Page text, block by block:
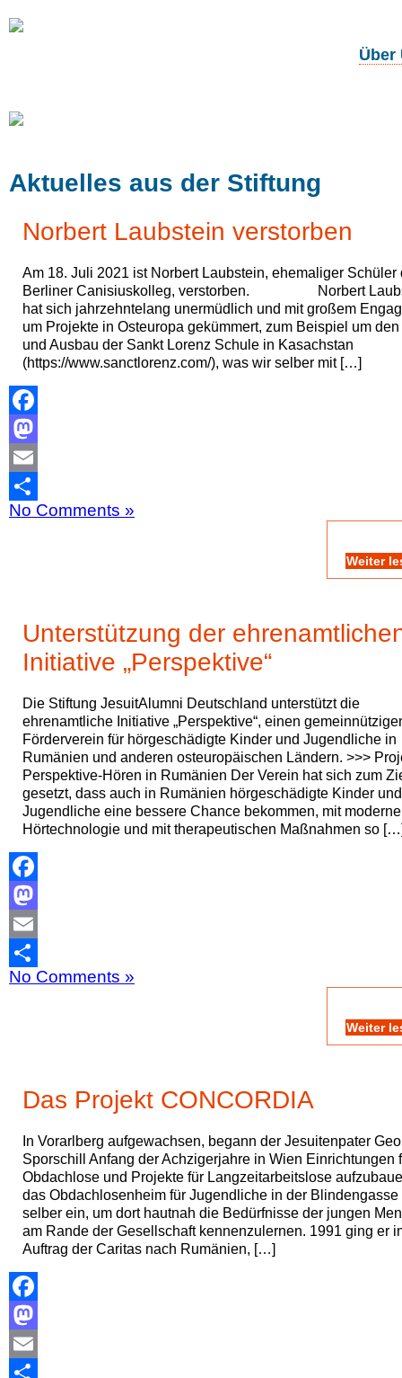
Über
Projekte
Aktuelles aus der Stiftung
Norbert Laubstein verstorben
Am 18. Juli 2021 ist Norbert Laubstein, ehemaliger Schüler
Berliner Canisiuskolleg, verstorben. Norbert
hat sich jahrzehntelang unermüdlich und mit großem
um Projekte in Osteuropa gekümmert, zum Beispiel um den
und Ausbau der Sankt Lorenz Schule in Kasachstan
(https://www.sanctlorenz.com/), was wir selber mit […]
Facebook
Mastodon
Email
Teilen
No Comments »
Weiter
Unterstützung der
Initiative „Perspektive“
Die Stiftung JesuitAlumni Deutschland unterstützt die
ehrenamtliche Initiative „Perspektive“, einen
Förderverein für hörgeschädigte Kinder und Jugendliche in
Rumänien und anderen osteuropäischen Ländern. >>>
Perspektive-Hören in Rumänien Der Verein hat sich zum
gesetzt, dass auch in Rumänien hörgeschädigte Kinder und
Jugendliche eine bessere Chance bekommen, mit
Hörtechnologie und mit therapeutischen Maßnahmen so
Facebook
Mastodon
Email
Teilen
No Comments »
Weiter
Das Projekt CONCORDIA
In Vorarlberg aufgewachsen, begann der Jesuitenpater
Sporschill Anfang der Achzigerjahre in Wien Einrichtungen
Obdachlose und Projekte für Langzeitarbeitslose
das Obdachlosenheim für Jugendliche in der Blindengasse
selber ein, um dort hautnah die Bedürfnisse der jungen
am Rande der Gesellschaft kennenzulernen. 1991 ging er
Auftrag der Caritas nach Rumänien, […]
Facebook
Mastodon
Email